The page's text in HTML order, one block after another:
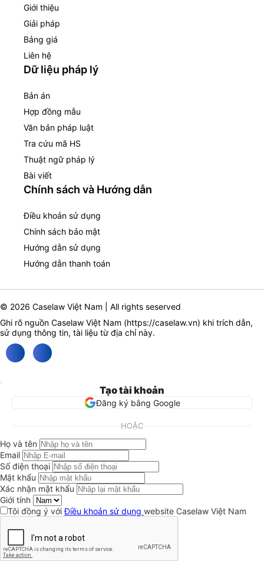
Giới thiệu
Giải pháp
Bảng giá
Liên hệ
Dữ liệu pháp lý
Bản án
Hợp đồng mẫu
Văn bản pháp luật
Tra cứu mã HS
Thuật ngữ pháp lý
Bài viết
Chính sách và Hướng dẫn
Điều khoản sử dụng
Chính sách bảo mật
Hướng dẫn sử dụng
Hướng dẫn thanh toán
© 2026 Caselaw Việt Nam | All rights seserved
Ghi rõ nguồn Caselaw Việt Nam (https://caselaw.vn) khi trích dẫn,
sử dụng thông tin, tài liệu từ địa chỉ này.
Tạo tài khoản
Đăng ký bằng Google
HOẶC
Họ và tên
Email
Số điện thoại
Mật khẩu
Xác nhận mật khẩu
Giới tính
Tôi đồng ý vớiĐiều khoản sử dụng website Caselaw Việt Nam